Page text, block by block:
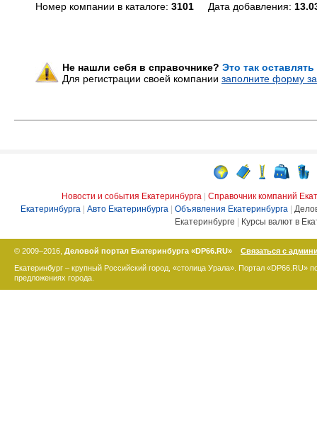
Номер компании в каталоге: 3101 Дата добавления:
Не нашли себя в справочнике? Это так
Для регистрации своей компании заполните форму
Новости и события Екатеринбурга
Справочник компаний
Екатеринбурга
Авто Екатеринбурга Объявления Екатеринбурга
Екатеринбурге
Курсы валют в
© 2009–2016, Деловой портал Екатеринбурга «DP66.RU»
Связаться с
Екатеринбург – крупный Российский город, «столица Урала». Портал «DP66.RU»
предложениях города.